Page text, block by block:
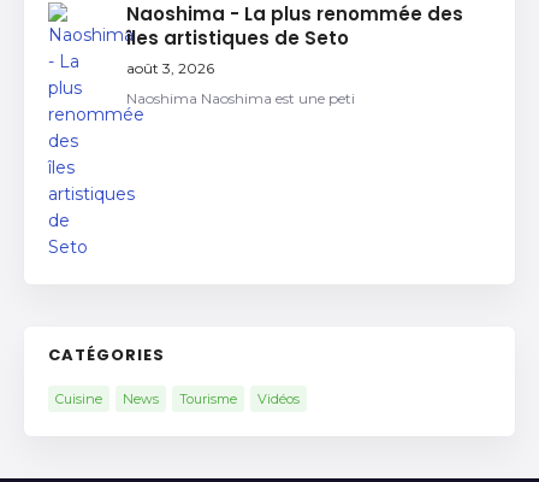
Naoshima - La plus renommée des
îles artistiques de Seto
août 3, 2026
Naoshima Naoshima est une peti
CATÉGORIES
Cuisine News Tourisme Vidéos